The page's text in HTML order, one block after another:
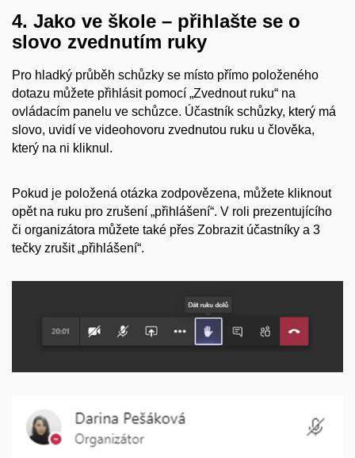
4. Jako ve škole – přihlašte se o
slovo zvednutím ruky
Pro hladký průběh schůzky se místo přímo položeného
dotazu můžete přihlásit pomocí „Zvednout ruku“ na
ovládacím panelu ve schůzce. Účastník schůzky, který má
slovo, uvidí ve videohovoru zvednutou ruku u člověka,
který na ni kliknul.
Pokud je položená otázka zodpovězena, můžete kliknout
opět na ruku pro zrušení „přihlášení“. V roli prezentujícího
či organizátora můžete také přes Zobrazit účastníky a 3
tečky zrušit „přihlášení“.